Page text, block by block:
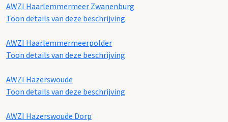
AWZI Haarlemmermeer Zwanenburg
Toon details van deze beschrijving
AWZI Haarlemmermeerpolder
Toon details van deze beschrijving
AWZI Hazerswoude
Toon details van deze beschrijving
AWZI Hazerswoude Dorp